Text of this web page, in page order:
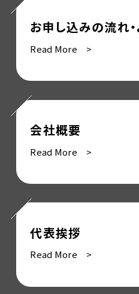
お申し込みの流れ
Read More >
会社概要
Read More >
代表挨拶
Read More >